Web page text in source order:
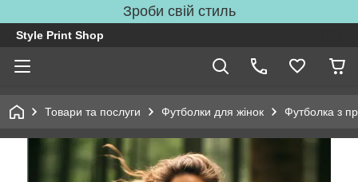
Зроби свій стиль
Style Print Shop
Товари та послуги Футболки для жінок Футболка з